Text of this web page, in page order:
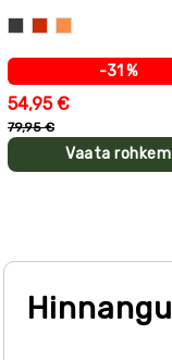
-31 %
54,95 €
79,95 €
Vaata rohkem